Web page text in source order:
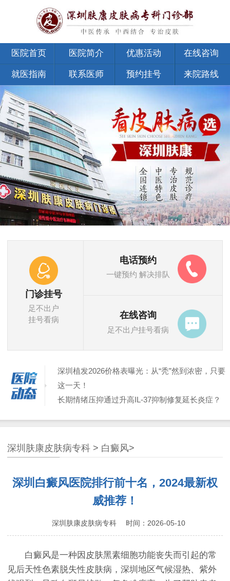
医院首页 医院简介 优惠活动 在线咨询
就医指南 联系医师 预约挂号 来院路线
门诊挂号
足不出户
挂号看病
电话预约
一键预约 解决排队
在线咨询
足不出户挂号看病
深圳植发2026价格表曝光：从“秃”然到浓密，只要
这一天！
长期情绪压抑通过升高IL-37抑制修复延长炎症？
脂溢性皮炎的油腻鳞屑与痤疮的干燥脱屑差异？
深圳植发多少钱？2024最新价格表+避坑指南
际线
深圳肤康皮肤病专科 > 白癜风>
深圳白癜风医院排行前十名，2024最新权
威推荐！
深圳肤康皮肤病专科 时间：2026-05-10
白癜风是一种因皮肤黑素细胞功能丧失而引起的常
见后天性色素脱失性皮肤病，深圳地区气候湿热、紫外